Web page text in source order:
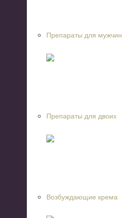
Препараты для мужчин
Препараты для двоих
Возбуждающие крема